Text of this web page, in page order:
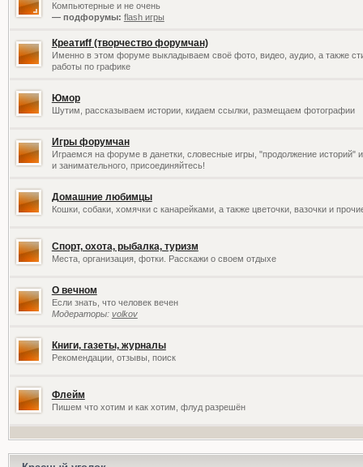
Компьютерные и не очень
— подфорумы: flash игры
Креатиff (творчество форумчан)
Именно в этом форуме выкладываем своё фото, видео, аудио, а также
работы по графике
Юмор
Шутим, рассказываем истории, кидаем ссылки, размещаем фотографии
Игры форумчан
Играемся на форуме в данетки, словесные игры, "продолжение историй"
и занимательного, присоединяйтесь!
Домашние любимцы
Кошки, собаки, хомячки с канарейками, а также цветочки, вазочки и
Спорт, охота, рыбалка, туризм
Места, организация, фотки. Расскажи о своем отдыхе
О вечном
Если знать, что человек вечен
Модераторы: volkov
Книги, газеты, журналы
Рекомендации, отзывы, поиск
Флейм
Пишем что хотим и как хотим, флуд разрешён